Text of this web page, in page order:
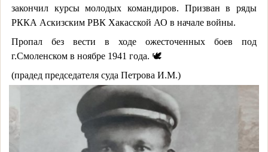
закончил курсы молодых командиров. Призван в ряды
РККА Аскизским РВК Хакасской АО в начале войны.
Пропал без вести в ходе ожесточенных боев под
г.Смоленском в ноябре 1941 года. 🕊
(прадед председателя суда Петрова И.М.)